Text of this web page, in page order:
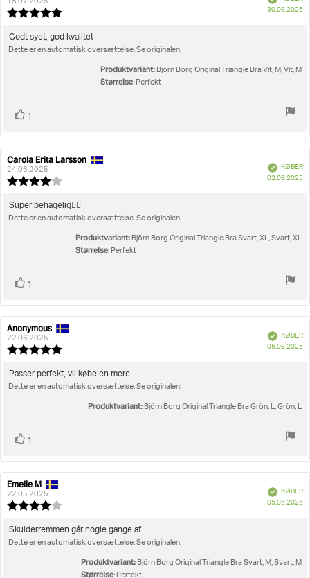
bedømmelsen:
18.07.2025
ud
30.06.2025
Tekst
til
Godt syet, god kvalitet
Dette er en automatisk oversættelse. Se originalen.
Produktvariant: Björn Borg Original Triangle Bra Vit, M, Vit, M
Størrelse: Perfekt
Stem
1
Forfatter
af
bedømmelsen:
Carola Erita Larsson
24.06.2025
ud
stjerner
Verificeret
KØBER
02.06.2025
Tekst
til
Super behagelig👍🏼
Dette er en automatisk oversættelse. Se originalen.
Produktvariant: Björn Borg Original Triangle Bra Svart, XL, Svart, XL
Størrelse: Perfekt
Stem
1
Forfatter
af
bedømmelsen:
Anonymous
22.06.2025
ud
stjerner
Verificeret
KØBER
05.06.2025
Tekst
til
Passer perfekt, vil købe en mere
Dette er en automatisk oversættelse. Se originalen.
Produktvariant: Björn Borg Original Triangle Bra Grön, L, Grön, L
Stem
1
Forfatter
af
bedømmelsen:
Emelie M
22.05.2025
ud
stjerner
Verificeret
KØBER
05.05.2025
Tekst
til
Skulderremmen går nogle gange af.
Dette er en automatisk oversættelse. Se originalen.
Produktvariant: Björn Borg Original Triangle Bra Svart, M, Svart, M
Størrelse: Perfekt